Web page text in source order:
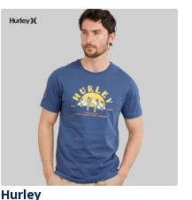
Hurley